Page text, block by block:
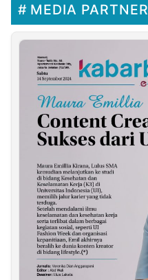
MEDIA PARTNER